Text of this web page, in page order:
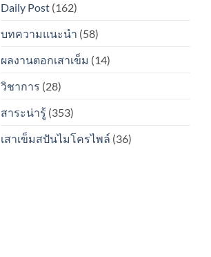
เป็น
สนิม
ไหม?
ต่อ
ระหว่าง
ท่อน
จะ
Daily Post (162)
บทความแนะนำ (58)
ผลงานตอกเสาเข็ม (14)
วิชาการ (28)
สาระน่ารู้ (353)
เสาเข็มสปันไมโครไพล์ (36)